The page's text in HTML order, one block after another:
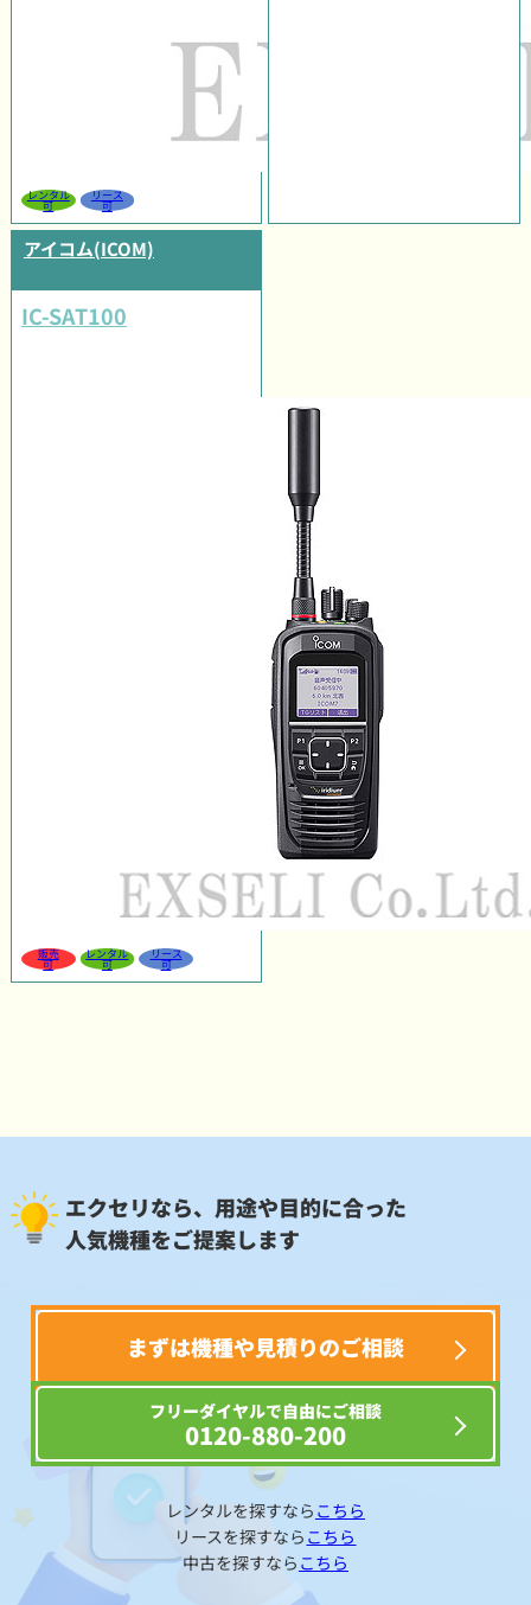
レンタル
可
リース
可
アイコム(ICOM)
IC-SAT100
販売
可
レンタル
可
リース
可
エクセリなら、用途や目的に合った
人気機種をご提案します
まずは機種や見積りのご相談
フリーダイヤルで自由にご相談
0120-880-200
レンタルを探すなら こちら
リースを探すなら こちら
中古を探すなら こちら